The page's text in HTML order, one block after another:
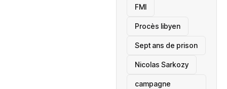
FMI
Procès libyen
Sept ans de prison
Nicolas Sarkozy
campagne